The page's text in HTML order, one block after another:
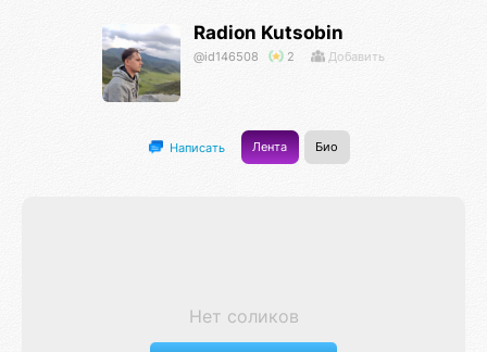
Radion Kutsobin
@id146508 2 Добавить
Написать Лента Био
Нет соликов